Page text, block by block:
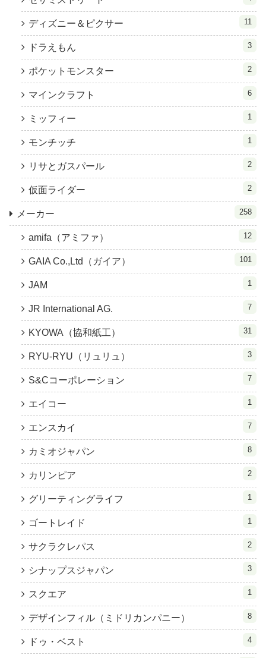
ディズニー＆ピクサー 11
ドラえもん 3
ポケットモンスター 2
マインクラフト 6
ミッフィー 1
モンチッチ 1
リサとガスパール 2
仮面ライダー 2
メーカー 258
amifa（アミファ） 12
GAIA Co.,Ltd（ガイア） 101
JAM 1
JR International AG. 7
KYOWA（協和紙工） 31
RYU-RYU（リュリュ） 3
S&Cコーポレーション 7
エイコー 1
エンスカイ 7
カミオジャパン 8
カリンピア 2
グリーティングライフ 1
ゴートレイド 1
サクラクレパス 2
シナップスジャパン 3
スクエア 1
デザインフィル（ミドリカンパニー） 8
ドゥ・ベスト 4